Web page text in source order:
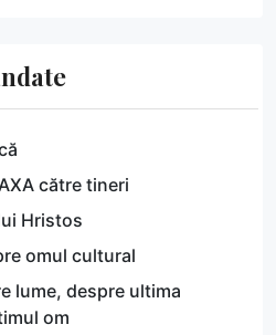
către tineri
Hristos
omul cultural
lume, despre ultima
om